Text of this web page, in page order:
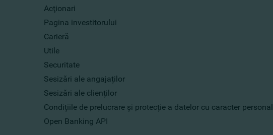
Acţionari
Pagina investitorului
Carieră
Utile
Securitate
Sesizări ale angajaților
Sesizări ale clienților
Condițiile de prelucrare și protecție a datelor cu caracter personal
Open Banking API